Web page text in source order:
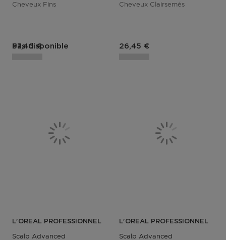
Pas disponible
Cheveux Fins
57,40 €
Cheveux Clairsemés
26,45 €
L'OREAL PROFESSIONNEL
Scalp Advanced
L'OREAL PROFESSIONNEL
Scalp Advanced